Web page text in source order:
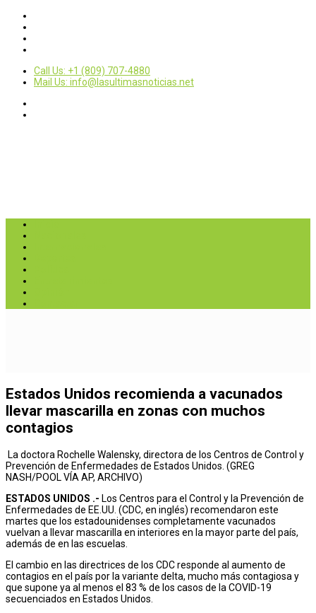
Call Us: +1 (809) 707-4880
Mail Us: info@lasultimasnoticias.net
Estados Unidos recomienda a vacunados
llevar mascarilla en zonas con muchos
contagios
La doctora Rochelle Walensky, directora de los Centros de Control y
Prevención de Enfermedades de Estados Unidos. (GREG
NASH/POOL VÍA AP, ARCHIVO)
ESTADOS UNIDOS .- Los Centros para el Control y la Prevención de
Enfermedades de EE.UU. (CDC, en inglés) recomendaron este
martes que los estadounidenses completamente vacunados
vuelvan a llevar mascarilla en interiores en la mayor parte del país,
además de en las escuelas.
El cambio en las directrices de los CDC responde al aumento de
contagios en el país por la variante delta, mucho más contagiosa y
que supone ya al menos el 83 % de los casos de la COVID-19
secuenciados en Estados Unidos.